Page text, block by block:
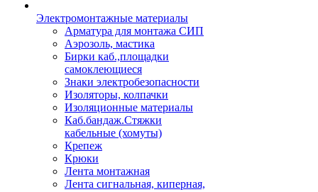
Электромонтажные материалы
Арматура для монтажа СИП
Аэрозоль, мастика
Бирки каб.,площадки
самоклеющиеся
Знаки электробезопасности
Изоляторы, колпачки
Изоляционные материалы
Каб.бандаж.Стяжки
кабельные (хомуты)
Крепеж
Крюки
Лента монтажная
Лента сигнальная, киперная,